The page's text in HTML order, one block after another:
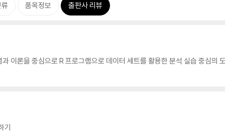
품목정보 출판사 리뷰
이론을 중심으로 R 프로그램으로 데이터 세트를 활용한 분석 실습 중심의
기